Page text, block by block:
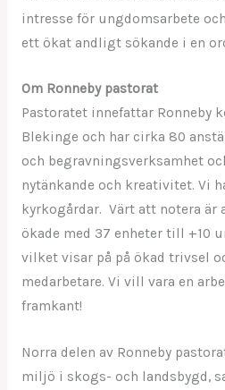
intresse för ungdomsarbete
ett ökat andligt sökande i en
Om Ronneby pastorat
Pastoratet innefattar Ronneby
Blekinge och har cirka 80
och begravningsverksamhet
nytänkande och kreativitet. Vi
kyrkogårdar. Värt att notera är
ökade med 37 enheter till +10
vilket visar på på ökad trivsel
medarbetare. Vi vill vara en
framkant!
Norra delen av Ronneby
miljö i skogs- och landsbygd,